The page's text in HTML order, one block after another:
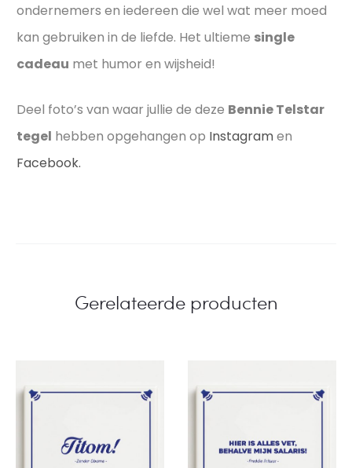
ondernemers en iedereen die wel wat meer moed
kan gebruiken in de liefde. Het ultieme single
cadeau met humor en wijsheid!
Deel foto’s van waar jullie de deze Bennie Telstar
tegel hebben opgehangen op Instagramen
Facebook.
Gerelateerde producten